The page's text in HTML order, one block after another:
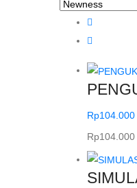
Rp104.000
Rp104.000